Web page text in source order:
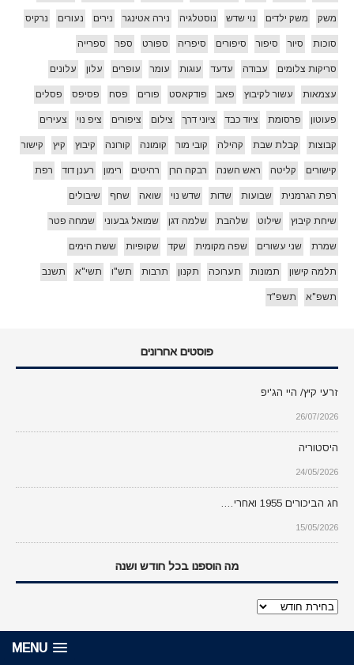
משק משק ילדים נוי שדש נוסטלגיה נירה אטינגר נירים נעורים נרקיס
סוכות סיור סיפור סיפורים סיפריה ספורט ספר ספרייה
סריקות צלומים עבודה עדעד עוגות עומר עופרים עלון עלונים
עצמאות עשור לקיבוץ פאב פודקאסט פורים פסח פסיפס פסלים
פעוטון פרסומת ציוד כבד ציוני דרך צילום ציפורים ציפ נוי צעירים
קבוצות קבלת שבת קהילה קובי מור קומונה קורונה קיבוץ קיץ קישור
קישורים קליטה ראש השנה רבקה הרן רהיטים רימון רענן דוד רפת
רפת הגרמנית שבועות שדות שדש נוי שואה שחף שיבולים
שיחת קיבוץ שילוט שלהבת שלמה דגן שמואל גבעוני שמחה פטר
שמרת שני עשורים שפה מקומית שקד שקופיות ששת הימים
תלמה קישון תמונות תערוכה תקנון תרבות תש"ו תשי"א תשנב
תשפ"א תשפ"ד
פוסטים אחרונים
זרעי קיץ/ היי הג'יפ
26/07/2026
היסטוריה
24/05/2026
חג הביכורים 1955 ואחרי….
15/05/2026
מה הוספנו בכל חודש ושנה
מה
MENU